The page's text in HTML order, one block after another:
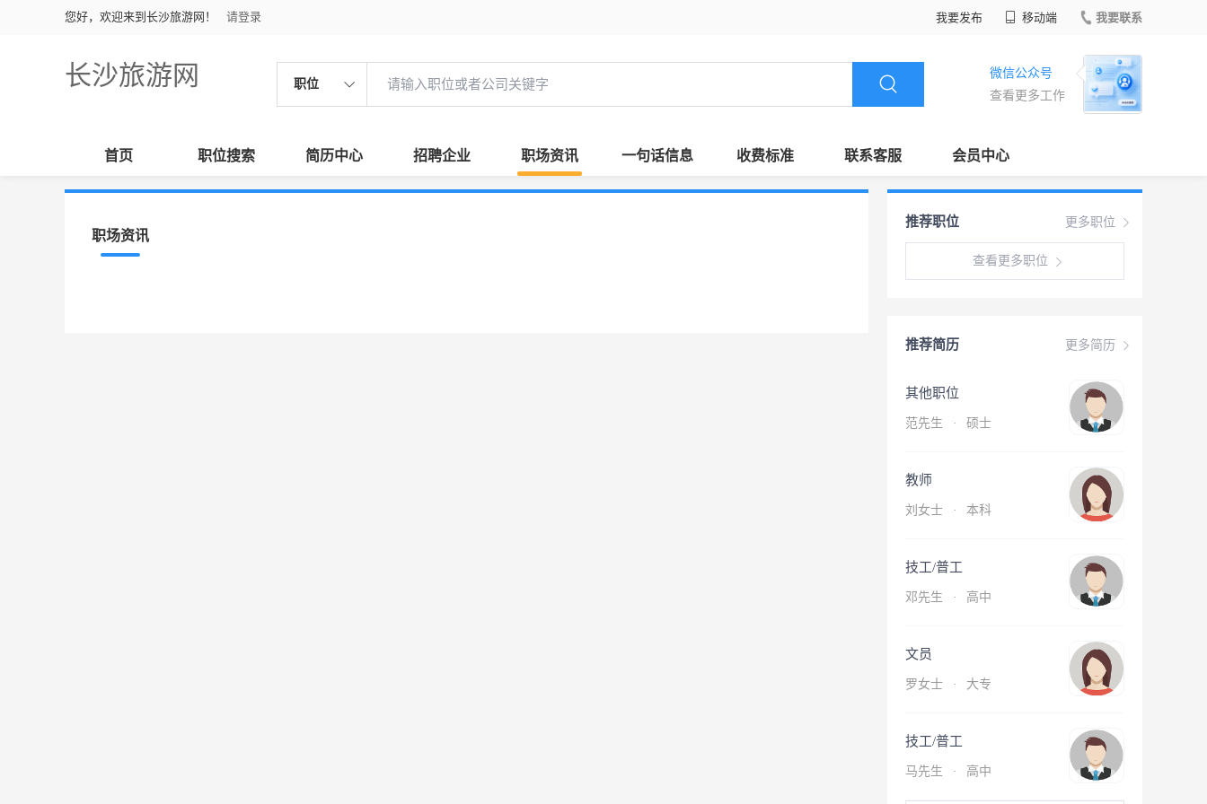
您好，欢迎来到长沙旅游网！ 请登录 我要发布 移动端 我要联系
长沙旅游网 职位
微信公众号
查看更多工作
首页 职位搜索 简历中心 招聘企业 职场资讯 一句话信息 收费标准 联系客服 会员中心
职场资讯
更多职位
推荐职位
查看更多职位
更多简历
推荐简历
其他职位
范先生 · 硕士
教师
刘女士 · 本科
技工/普工
邓先生 · 高中
文员
罗女士 · 大专
技工/普工
马先生 · 高中